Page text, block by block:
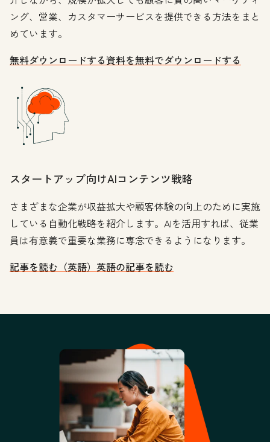
ング、営業、カスタマーサービスを提供できる方法をまと
めています。
無料ダウンロードする資料を無料でダウンロードする
スタートアップ向けAIコンテンツ戦略
さまざまな企業が収益拡大や顧客体験の向上のために実施
している自動化戦略を紹介します。AIを活用すれば、従業
員は有意義で重要な業務に専念できるようになります。
記事を読む（英語） 英語の記事を読む